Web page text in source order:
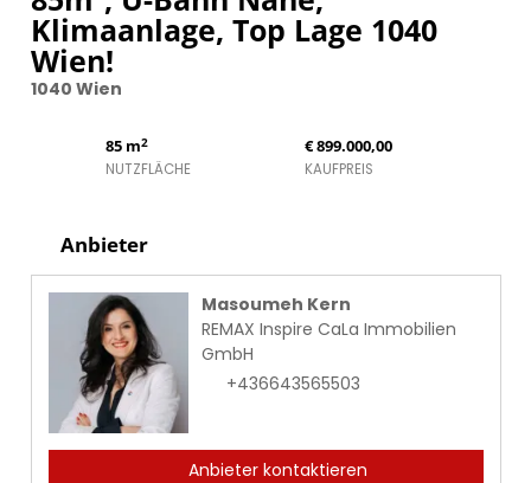
Klimaanlage, Top Lage 1040
Wien!
1040 Wien
85 m2
NUTZFLÄCHE
€ 899.000,00
KAUFPREIS
Anbieter
Masoumeh Kern
REMAX Inspire CaLa Immobilien
GmbH
+436643565503
Anbieter kontaktieren